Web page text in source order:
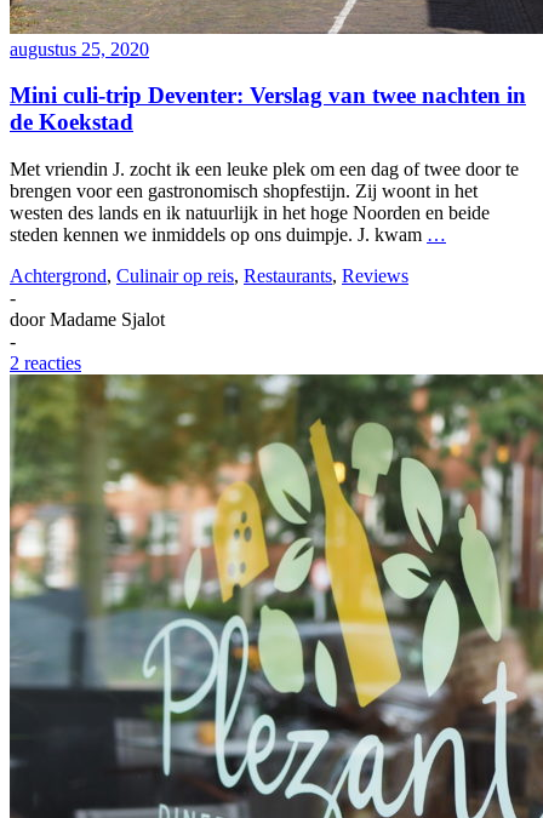
augustus 25, 2020
Mini culi-trip Deventer: Verslag van twee nachten in
de Koekstad
Met vriendin J. zocht ik een leuke plek om een dag of twee door te
brengen voor een gastronomisch shopfestijn. Zij woont in het
westen des lands en ik natuurlijk in het hoge Noorden en beide
steden kennen we inmiddels op ons duimpje. J. kwam …
Achtergrond, Culinair op reis, Restaurants, Reviews
-
doorMadame Sjalot
-
2 reacties